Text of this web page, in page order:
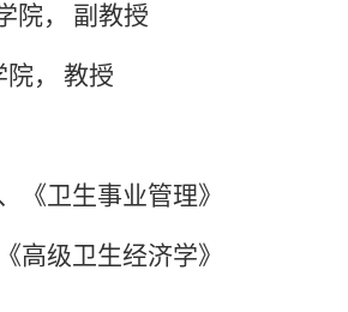
院， 副教授
， 教授
《卫生事业管理》
高级卫生经济学》